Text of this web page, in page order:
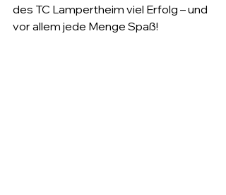
des TC Lampertheim viel Erfolg – und
vor allem jede Menge Spaß!